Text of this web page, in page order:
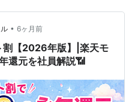
• 6ヶ月前
割【2026年版】|楽天モ
還元を社員解説📶